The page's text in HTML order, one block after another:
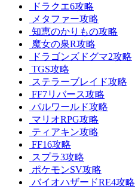
ドラクエ6攻略
メタファー攻略
知恵のかりもの攻略
魔女の泉R攻略
ドラゴンズドグマ2攻略
TGS攻略
ステラーブレイド攻略
FF7リバース攻略
パルワールド攻略
マリオRPG攻略
ティアキン攻略
FF16攻略
スプラ3攻略
ポケモンSV攻略
バイオハザードRE4攻略